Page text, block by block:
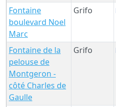
Fontaine
boulevard Noel
Marc
Grifo
Fontaine de la
pelouse de
Montgeron -
côté Charles de
Gaulle
Grifo